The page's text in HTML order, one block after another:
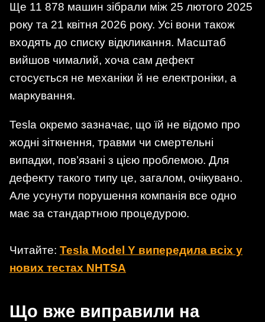
Ще 11 878 машин зібрали між 25 лютого 2025
року та 21 квітня 2026 року. Усі вони також
входять до списку відкликання. Масштаб
вийшов чималий, хоча сам дефект
стосується не механіки й не електроніки, а
маркування.
Tesla окремо зазначає, що їй не відомо про
жодні зіткнення, травми чи смертельні
випадки, пов’язані з цією проблемою. Для
дефекту такого типу це, загалом, очікувано.
Але усунути порушення компанія все одно
має за стандартною процедурою.
Читайте: Tesla Model Y випередила всіх у
нових тестах NHTSA
Що вже виправили на